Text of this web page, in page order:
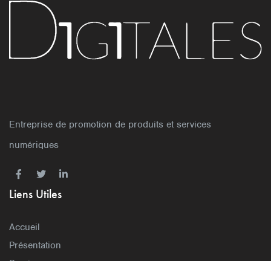
Entreprise de promotion de produits et services
numériques
Liens Utiles
Accueil
Présentation